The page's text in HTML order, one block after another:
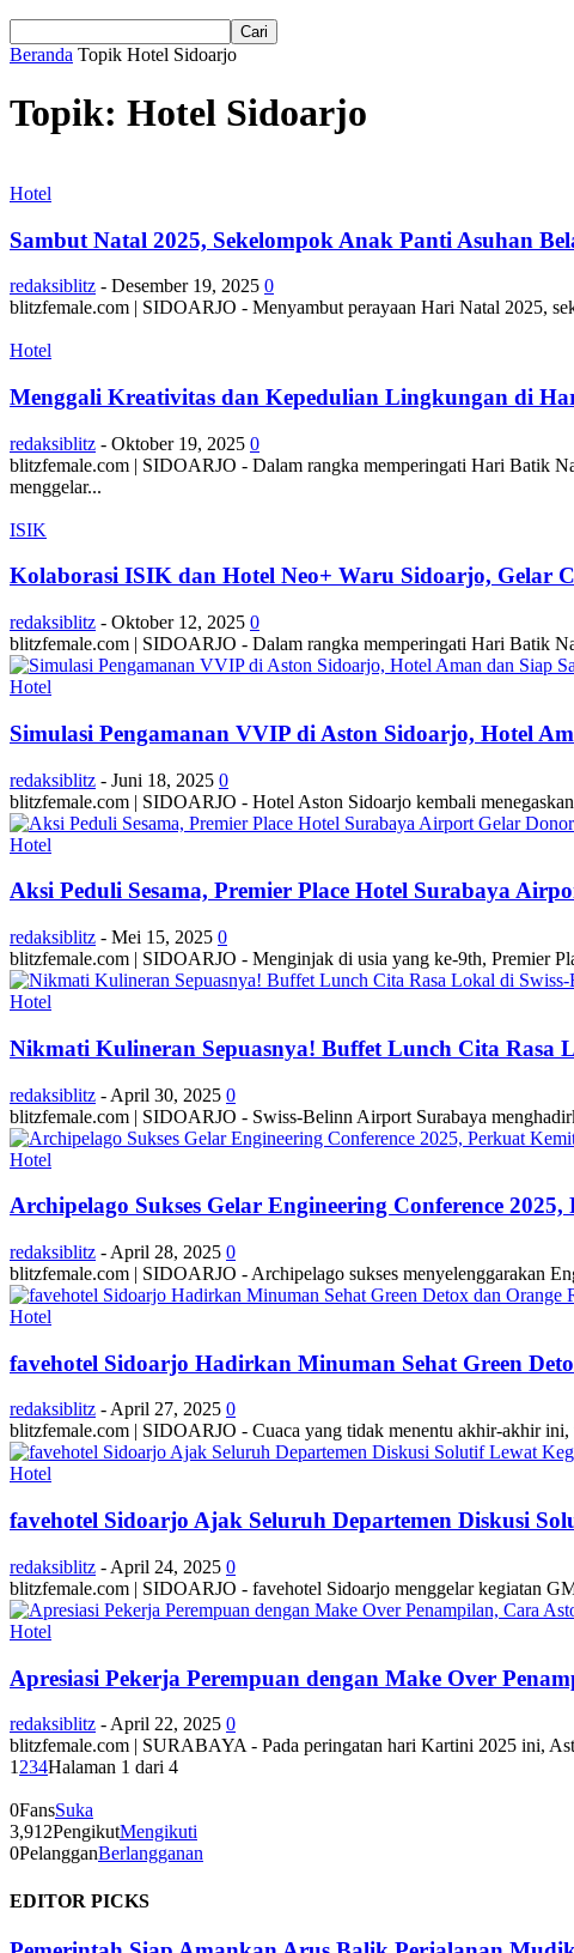
Beranda Topik Hotel Sidoarjo
Topik: Hotel Sidoarjo
Hotel
Sambut Natal 2025, Sekelompok Anak Panti Asuhan
redaksiblitz - Desember 19, 2025 0
blitzfemale.com | SIDOARJO - Menyambut perayaan Hari Natal 2025,
Hotel
Menggali Kreativitas dan Kepedulian Lingkungan di
redaksiblitz - Oktober 19, 2025 0
blitzfemale.com | SIDOARJO - Dalam rangka memperingati Hari Batik
menggelar...
ISIK
Kolaborasi ISIK dan Hotel Neo+ Waru Sidoarjo, Gelar
redaksiblitz - Oktober 12, 2025 0
blitzfemale.com | SIDOARJO - Dalam rangka memperingati Hari Batik
Hotel
Simulasi Pengamanan VVIP di Aston Sidoarjo, Hotel
redaksiblitz - Juni 18, 2025 0
blitzfemale.com | SIDOARJO - Hotel Aston Sidoarjo kembali
Hotel
Aksi Peduli Sesama, Premier Place Hotel Surabaya
redaksiblitz - Mei 15, 2025 0
blitzfemale.com | SIDOARJO - Menginjak di usia yang ke-9th, Premier
Hotel
Nikmati Kulineran Sepuasnya! Buffet Lunch Cita Rasa
redaksiblitz - April 30, 2025 0
blitzfemale.com | SIDOARJO - Swiss-Belinn Airport Surabaya
Hotel
Archipelago Sukses Gelar Engineering Conference
redaksiblitz - April 28, 2025 0
blitzfemale.com | SIDOARJO - Archipelago sukses menyelenggarakan
Hotel
favehotel Sidoarjo Hadirkan Minuman Sehat Green
redaksiblitz - April 27, 2025 0
blitzfemale.com | SIDOARJO - Cuaca yang tidak menentu akhir-akhir ini,
Hotel
favehotel Sidoarjo Ajak Seluruh Departemen Diskusi
redaksiblitz - April 24, 2025 0
blitzfemale.com | SIDOARJO - favehotel Sidoarjo menggelar kegiatan
Hotel
Apresiasi Pekerja Perempuan dengan Make Over
redaksiblitz - April 22, 2025 0
blitzfemale.com | SURABAYA - Pada peringatan hari Kartini 2025 ini,
1 234Halaman 1 dari 4
0FansSuka
3,912PengikutMengikuti
0PelangganBerlangganan
EDITOR PICKS